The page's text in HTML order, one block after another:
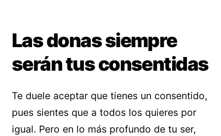
Las donas siempre
serán tus consentidas
Te duele aceptar que tienes un consentido,
pues sientes que a todos los quieres por
igual. Pero en lo más profundo de tu ser,